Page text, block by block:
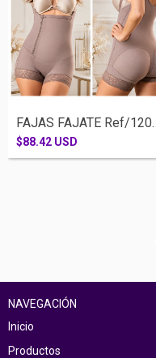
FAJAS FAJATE
$88.42 USD
NAVEGACIÓN
Inicio
Productos